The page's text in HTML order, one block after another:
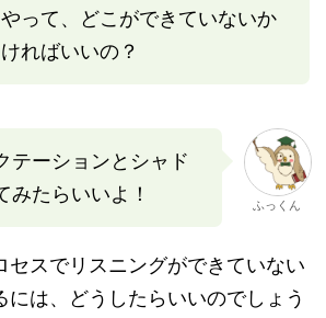
って、どこができていないか
ればいいの？
テーションとシャド
みたらいいよ！
ふっくん
セスでリスニングができていない
には、どうしたらいいのでしょう